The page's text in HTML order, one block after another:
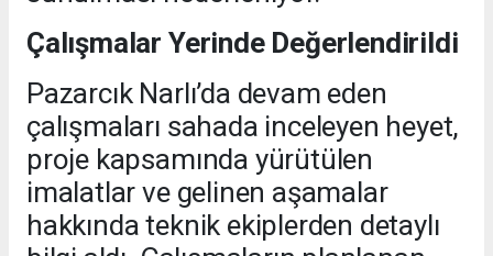
Çalışmalar Yerinde Değerlendirildi
Pazarcık Narlı’da devam eden
çalışmaları sahada inceleyen heyet,
proje kapsamında yürütülen
imalatlar ve gelinen aşamalar
hakkında teknik ekiplerden detaylı